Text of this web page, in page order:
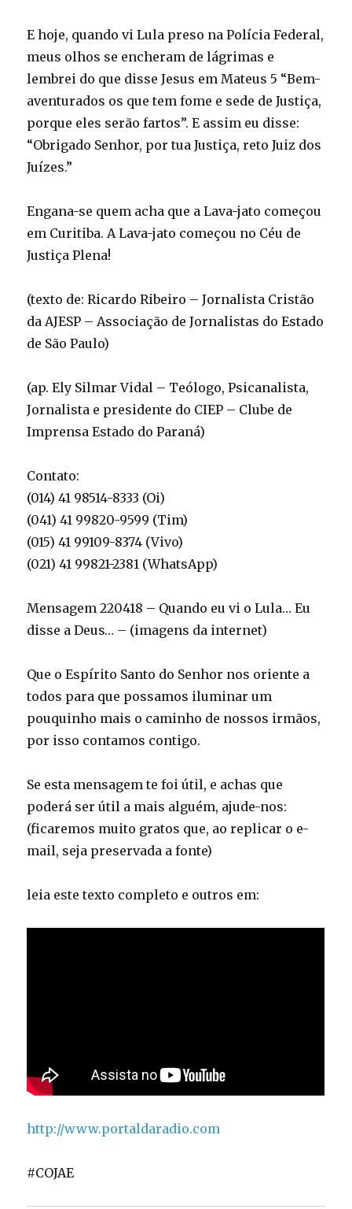
E hoje, quando vi Lula preso na Polícia Federal,
meus olhos se encheram de lágrimas e
lembrei do que disse Jesus em Mateus 5 “Bem-
aventurados os que tem fome e sede de Justiça,
porque eles serão fartos”. E assim eu disse:
“Obrigado Senhor, por tua Justiça, reto Juiz dos
Juízes.”
Engana-se quem acha que a Lava-jato começou
em Curitiba. A Lava-jato começou no Céu de
Justiça Plena!
(texto de: Ricardo Ribeiro – Jornalista Cristão
da AJESP – Associação de Jornalistas do Estado
de São Paulo)
(ap. Ely Silmar Vidal – Teólogo, Psicanalista,
Jornalista e presidente do CIEP – Clube de
Imprensa Estado do Paraná)
Contato:
(014) 41 98514-8333 (Oi)
(041) 41 99820-9599 (Tim)
(015) 41 99109-8374 (Vivo)
(021) 41 99821-2381 (WhatsApp)
Mensagem 220418 – Quando eu vi o Lula… Eu
disse a Deus… – (imagens da internet)
Que o Espírito Santo do Senhor nos oriente a
todos para que possamos iluminar um
pouquinho mais o caminho de nossos irmãos,
por isso contamos contigo.
Se esta mensagem te foi útil, e achas que
poderá ser útil a mais alguém, ajude-nos:
(ficaremos muito gratos que, ao replicar o e-
mail, seja preservada a fonte)
leia este texto completo e outros em:
http://www.portaldaradio.com
#COJAE